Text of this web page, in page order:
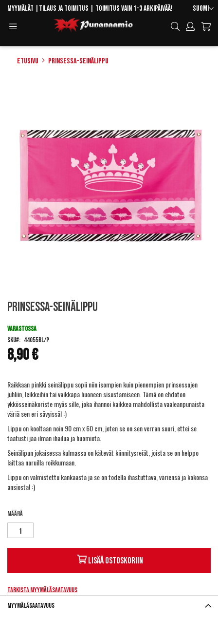
Skip
Content
Kieli
Suomi
Myymälät Tilaus ja toimitus | Toimitus vain 1-3 arkipäivää!
Hae
Etusivu Prinsessa-seinälippu
to
beginning
the
images
gallery
Prinsessa-seinälippu
8,90 €
VARASTOSSA
SKU
44055BL/P
Raikkaan pinkki seinälippu sopii niin isompien kuin pienempien prinsessojen
juhliin, leikkeihin tai vaikkapa huoneen sisustamiseen. Tämä on ehdoton
ykkösseinäkoriste myös sille, joka ihannoi kaikkea mahdollista vaaleanpunaista
väriä sen eri sävyissä! :)
Lippu on kooltaan noin 90 cm x 60 cm, joten se on sen verran suuri, ettei se
taatusti jää ilman ihailua ja huomiota.
Seinälipun jokaisessa kulmassa on kätevät kiinnitysreiät, joista se on helppo
laittaa naruilla roikkumaan.
Lippu on valmistettu kankaasta ja se on todella ihastuttava, väriensä ja kokonsa
ansiosta! :)
Määrä
Lisää ostoskoriin
Tarkista myymäläsaatavuus
Myymäläsaatavuus